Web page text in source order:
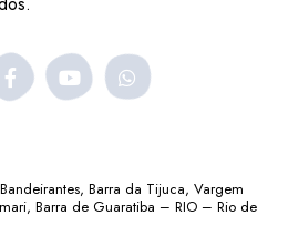
Barra da Tijuca, Vargem
Barra de Guaratiba – RIO – Rio de